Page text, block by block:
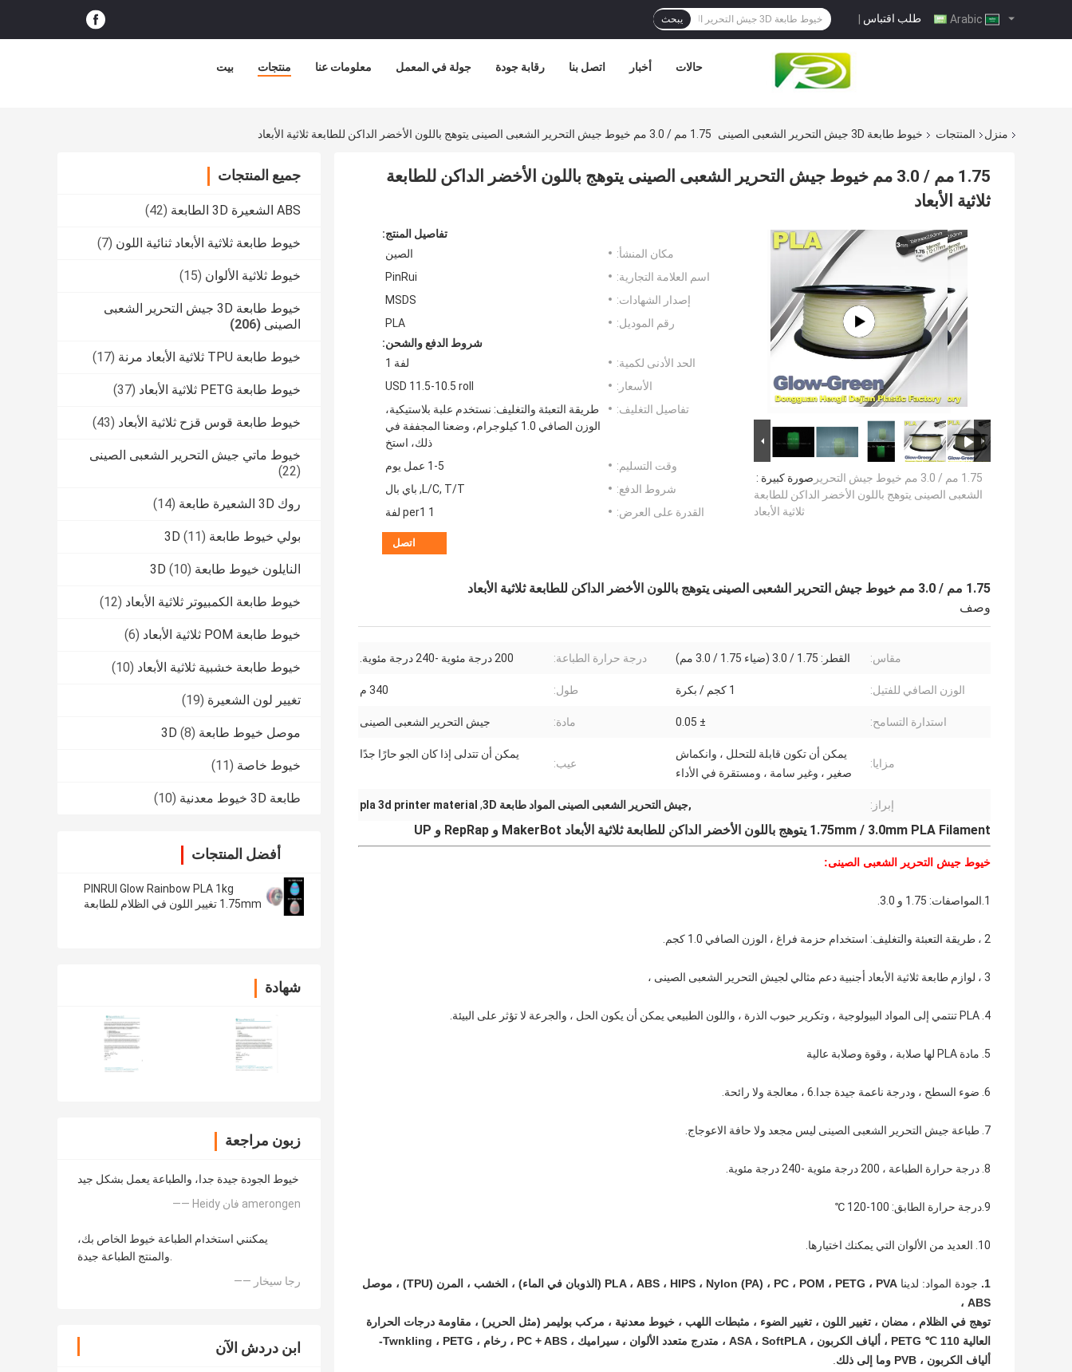
طلب اقتباس | يبحث
بيت منتجات معلومات عنا جولة في المعمل رقابة جودة اتصل بنا أخبار حالات
منزل المنتجات خيوط طابعة 3D جيش التحرير الشعبى الصينى 1.75 مم / 3.0 مم خيوط جيش التحرير الشعبى الصينى يتوهج باللون الأخضر الداكن للطابعة ثلاثية الأبعاد
جميع المنتجات
ABS الشعيرة 3D الطابعة (42)
خيوط طابعة ثلاثية الأبعاد ثنائية اللون (7)
خيوط ثلاثية الألوان (15)
خيوط طابعة 3D جيش التحرير الشعبى
الصينى (206)
خيوط طابعة TPU ثلاثية الأبعاد مرنة (17)
خيوط طابعة PETG ثلاثية الأبعاد (37)
خيوط طابعة قوس قزح ثلاثية الأبعاد (43)
خيوط ماتي جيش التحرير الشعبى الصينى
(22)
روك 3D الشعيرة طابعة (14)
بولي خيوط طابعة 3D (11)
النايلون خيوط طابعة 3D (10)
خيوط طابعة الكمبيوتر ثلاثية الأبعاد (12)
خيوط طابعة POM ثلاثية الأبعاد (6)
خيوط طابعة خشبية ثلاثية الأبعاد (10)
تغيير لون الشعيرة (19)
موصل خيوط طابعة 3D (8)
خيوط خاصة (11)
طابعة 3D خيوط معدنية (10)
أفضل المنتجات
PINRUI Glow Rainbow PLA 1kg
1.75mm تغيير اللون في الظلام للطابعة
شهادة
زبون مراجعة
خيوط الجودة جيدة جدا، والطباعة يعمل بشكل جيد
—— Heidy فان amerongen
يمكنني استخدام الطباعة خيوط الخاص بك،
والمنتج الطباعة جيدة.
—— رجا سيخار
ابن دردش الآن
1.75 مم / 3.0 مم خيوط جيش التحرير الشعبى الصينى يتوهج باللون الأخضر الداكن للطابعة
ثلاثية الأبعاد
صورة كبيرة : 1.75 مم / 3.0 مم خيوط جيش التحرير
الشعبى الصينى يتوهج باللون الأخضر الداكن للطابعة
ثلاثية الأبعاد
تفاصيل المنتج:
مكان المنشأ:
الصين
اسم العلامة التجارية:
PinRui
إصدار الشهادات:
MSDS
رقم الموديل:
PLA
شروط الدفع والشحن:
الحد الأدنى لكمية:
لفة 1
الأسعار:
USD 11.5-10.5 roll
تفاصيل التغليف:
طريقة التعبئة والتغليف: نستخدم علبة بلاستيكية،
الوزن الصافي 1.0 كيلوجرام، وضعنا المجففة في
ذلك، استخ
وقت التسليم:
1-5 عمل يوم
شروط الدفع:
L/C, T/T, باي بال
القدرة على العرض:
1 per1 لفة
اتصل
1.75 مم / 3.0 مم خيوط جيش التحرير الشعبى الصينى يتوهج باللون الأخضر الداكن للطابعة ثلاثية الأبعاد
وصف
مقاس: القطر: 1.75 / 3.0 (ضياء 1.75 / 3.0 مم) درجة حرارة الطباعة: 200 درجة مئوية -240 درجة مئوية.
الوزن الصافي للفتيل: 1 كجم / بكرة طول: 340 م
استدارة التسامح: ± 0.05 مادة: جيش التحرير الشعبى الصينى
مزايا:
يمكن أن تكون قابلة للتحلل ، وانكماش
صغير ، وغير سامة ، ومستقرة في الأداء
عيب:
يمكن أن تتدلى إذا كان الجو حارًا جدًا
إبراز: ,جيش التحرير الشعبى الصينى المواد طابعة 3D ,
pla 3d printer material
1.75mm / 3.0mm PLA Filament يتوهج باللون الأخضر الداكن للطابعة ثلاثية الأبعاد MakerBot و RepRap و UP
خيوط جيش التحرير الشعبى الصينى:
1.المواصفات: 1.75 و 3.0.
2 ، طريقة التعبئة والتغليف: استخدام حزمة فراغ ، الوزن الصافي 1.0 كجم.
3 ، لوازم طابعة ثلاثية الأبعاد أجنبية دعم مثالي لجيش التحرير الشعبى الصينى ،
4. PLA تنتمي إلى المواد البيولوجية ، وتكرير حبوب الذرة ، واللون الطبيعي يمكن أن يكون الحل ، والجرعة لا تؤثر على البيئة.
5. مادة PLA لها صلابة ، وقوة وصلابة عالية
6. ضوء السطح ، ودرجة ناعمة جيدة جدا.6 ، معالجة ولا رائحة.
7. طباعة جيش التحرير الشعبى الصينى ليس مجعد ولا حافة الاعوجاج.
8. درجة حرارة الطباعة ، 200 درجة مئوية -240 درجة مئوية.
9.درجة حرارة الطابق: 100-120 ℃
10. العديد من الألوان التي يمكنك اختيارها.
1. جودة المواد: لدينا
PLA ، ABS ، HIPS ، Nylon (PA) ، PC ، POM ، PETG ، PVA (الذوبان في الماء) ، الخشب ، المرن (TPU) ، موصل
ABS ،
توهج في الظلام ، مضان ، تغيير اللون ، تغيير الضوء ، مثبطات اللهب ، خيوط معدنية ، مركب بوليمر (مثل الحرير) ، مقاومة درجات الحرارة
العالية 110 ℃ PETG ، ألياف الكربون ، ASA ، SoftPLA ، متدرج متعدد الألوان ، سيراميك ، PC + ABS ، رخام ، Twnkling ، PETG-
ألياف الكربون ، PVB وما إلى ذلك
.